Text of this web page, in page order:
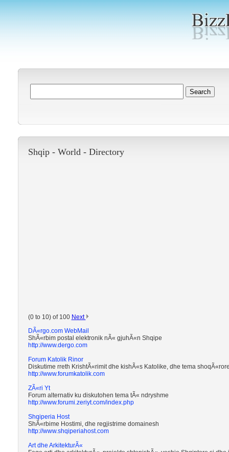
Shqip - World- Directory
(0 to 10) of 100 Next
DÃ«rgo.com WebMail
ShÃ«rbim postal elektronik nÃ« gjuhÃ«n Shqipe
http://www.dergo.com
Forum Katolik Rinor
Diskutime rreth KrishtÃ«rimit dhe kishÃ«s Katolike, dhe tema
http://www.forumkatolik.com
ZÃ«ri Yt
Forum alternativ ku diskutohen tema tÃ« ndryshme
http://www.forumi.zeriyt.com/index.php
Shqiperia Host
ShÃ«rbime Hostimi, dhe regjistrime domainesh
http://www.shqiperiahost.com
Art dhe ArkitekturÃ«